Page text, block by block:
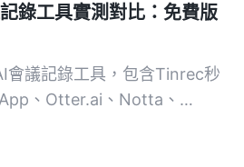
錄工具實測對比：免費版
會議記錄工具，包含Tinrec秒
、Otter.ai、Notta、